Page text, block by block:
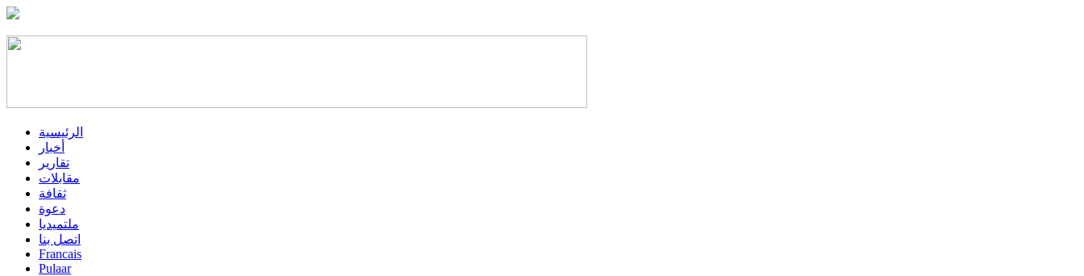
الرئيسية
أخبار
تقارير
مقابلات
ثقافة
دعوة
ملتميديا
اتصل بنا
Francais
Pulaar